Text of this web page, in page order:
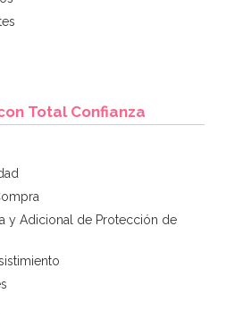
2,60€
AÑADIR
Total Confianza
y Adicional de Protección de